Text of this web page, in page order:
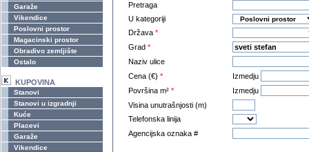
Garaže
Vikendice
Poslovni prostor
Magacinski prostor
Obradivo zemljište
Ostalo
KUPOVINA
Stanovi
Stanovi u izgradnji
Kuće
Placevi
Garaže
Vikendice
Pretraga
U kategoriji
Država *
Grad *
Naziv ulice
Cena (€) *
Izmedju
Površina m² *
Izmedju
Visina unutrašnjosti (m)
Telefonska linija
Agencijska oznaka #